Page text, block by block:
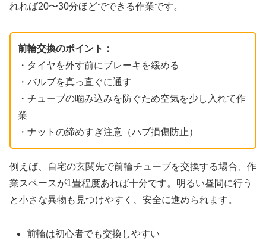
れれば20〜30分ほどでできる作業です。
前輪交換のポイント：
・タイヤを外す前にブレーキを緩める
・バルブを真っ直ぐに通す
・チューブの噛み込みを防ぐため空気を少し入れて作
業
・ナットの締めすぎ注意（ハブ損傷防止）
例えば、自宅の玄関先で前輪チューブを交換する場合、作
業スペースが1畳程度あれば十分です。明るい昼間に行う
と小さな異物も見つけやすく、安全に進められます。
前輪は初心者でも交換しやすい